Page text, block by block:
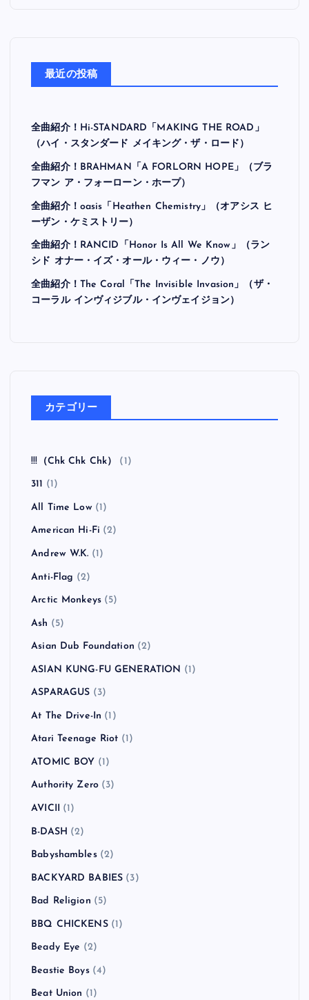
最近の投稿
全曲紹介！Hi-STANDARD「MAKING THE ROAD」
（ハイ・スタンダード メイキング・ザ・ロード）
全曲紹介！BRAHMAN「A FORLORN HOPE」（ブラ
フマン ア・フォーローン・ホープ）
全曲紹介！oasis「Heathen Chemistry」（オアシス ヒ
ーザン・ケミストリー）
全曲紹介！RANCID「Honor Is All We Know」（ラン
シド オナー・イズ・オール・ウィー・ノウ）
全曲紹介！The Coral「The Invisible Invasion」（ザ・
コーラル インヴィジブル・インヴェイジョン）
カテゴリー
!!!（Chk Chk Chk） (1)
311 (1)
All Time Low(1)
American Hi-Fi (2)
Andrew W.K. (1)
Anti-Flag (2)
Arctic Monkeys (5)
Ash (5)
Asian Dub Foundation (2)
ASIAN KUNG-FU GENERATION (1)
ASPARAGUS (3)
At The Drive-In (1)
Atari Teenage Riot (1)
ATOMIC BOY (1)
Authority Zero (3)
AVICII (1)
B-DASH (2)
Babyshambles(2)
BACKYARD BABIES (3)
Bad Religion (5)
BBQ CHICKENS(1)
Beady Eye (2)
Beastie Boys(4)
Beat Union (1)